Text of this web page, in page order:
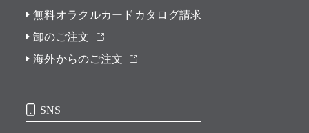
無料オラクルカードカタログ請求
卸のご注文
海外からのご注文
SNS